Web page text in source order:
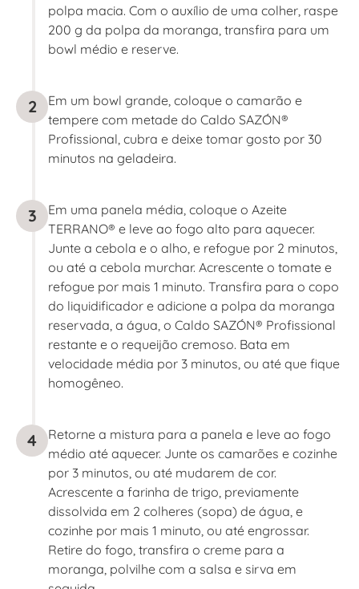
polpa macia. Com o auxílio de uma colher, raspe
200 g da polpa da moranga, transfira para um
bowl médio e reserve.
2
Em um bowl grande, coloque o camarão e
tempere com metade do Caldo SAZÓN®
Profissional, cubra e deixe tomar gosto por 30
minutos na geladeira.
3
Em uma panela média, coloque o Azeite
TERRANO® e leve ao fogo alto para aquecer.
Junte a cebola e o alho, e refogue por 2 minutos,
ou até a cebola murchar. Acrescente o tomate e
refogue por mais 1 minuto. Transfira para o copo
do liquidificador e adicione a polpa da moranga
reservada, a água, o Caldo SAZÓN® Profissional
restante e o requeijão cremoso. Bata em
velocidade média por 3 minutos, ou até que fique
homogêneo.
4
Retorne a mistura para a panela e leve ao fogo
médio até aquecer. Junte os camarões e cozinhe
por 3 minutos, ou até mudarem de cor.
Acrescente a farinha de trigo, previamente
dissolvida em 2 colheres (sopa) de água, e
cozinhe por mais 1 minuto, ou até engrossar.
Retire do fogo, transfira o creme para a
moranga, polvilhe com a salsa e sirva em